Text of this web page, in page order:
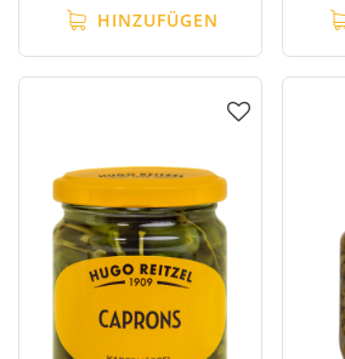
HINZUFÜGEN